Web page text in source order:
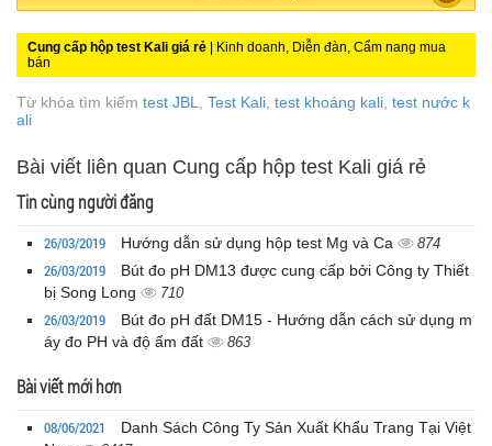
Cung cấp hộp test Kali giá rẻ | Kinh doanh, Diễn đàn, Cẩm nang mua
bán
Từ khóa tìm kiếm test JBL Test Kali test khoáng kali test nước k
ali
Bài viết liên quan Cung cấp hộp test Kali giá rẻ
Tin cùng người đăng
26/03/2019 Hướng dẫn sử dụng hộp test Mg và Ca 874
26/03/2019
Bút đo pH DM13 được cung cấp bởi Công ty Thiết
bị Song Long
710
26/03/2019
Bút đo pH đất DM15 - Hướng dẫn cách sử dụng m
áy đo PH và độ ẩm đất
863
Bài viết mới hơn
08/06/2021
Danh Sách Công Ty Sản Xuất Khẩu Trang Tại Việt